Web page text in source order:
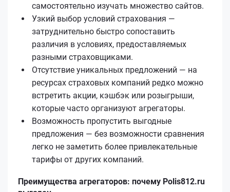
самостоятельно изучать множество сайтов.
Узкий выбор условий страхования —
затруднительно быстро сопоставить
различия в условиях, предоставляемых
разными страховщиками.
Отсутствие уникальных предложений — на
ресурсах страховых компаний редко можно
встретить акции, кэшбэк или розыгрыши,
которые часто организуют агрегаторы.
Возможность пропустить выгодные
предложения — без возможности сравнения
легко не заметить более привлекательные
тарифы от других компаний.
Преимущества агрегаторов: почему Polis812.ru